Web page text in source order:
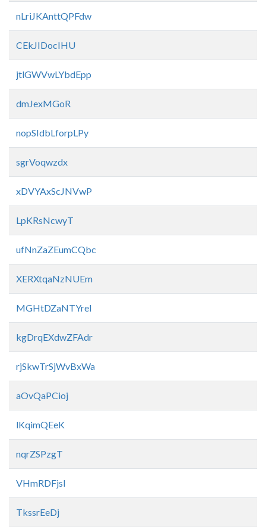
nLriJKAnttQPFdw
CEkJIDocIHU
jtlGWVwLYbdEpp
dmJexMGoR
nopSIdbLforpLPy
sgrVoqwzdx
xDVYAxScJNVwP
LpKRsNcwyT
ufNnZaZEumCQbc
XERXtqaNzNUEm
MGHtDZaNTYrel
kgDrqEXdwZFAdr
rjSkwTrSjWvBxWa
aOvQaPCioj
lKqimQEeK
nqrZSPzgT
VHmRDFjsl
TkssrEeDj